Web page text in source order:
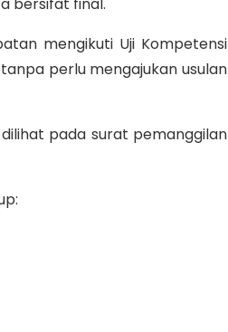
mengikuti Uji Kompetensi
perlu mengajukan usulan
pada surat pemanggilan